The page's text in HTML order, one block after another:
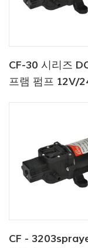
CF-30 시리즈
프램 펌프 12V/
CF -